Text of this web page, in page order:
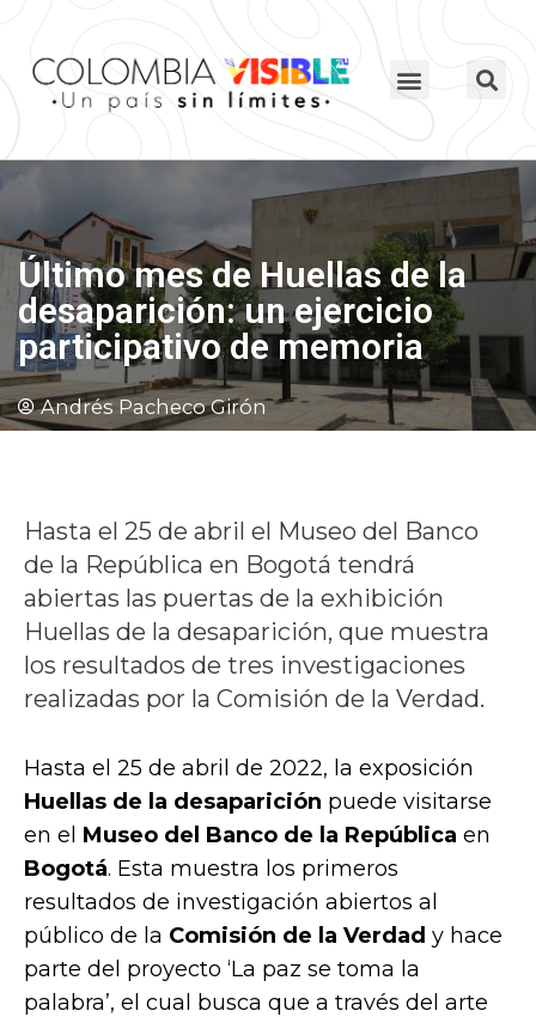
Último mes de Huellas de la
desaparición: un ejercicio
participativo de memoria
Andrés Pacheco Girón
Hasta el 25 de abril el Museo del Banco
de la República en Bogotá tendrá
abiertas las puertas de la exhibición
Huellas de la desaparición, que muestra
los resultados de tres investigaciones
realizadas por la Comisión de la Verdad.
Hasta el 25 de abril de 2022, la exposición
Huellas de la desaparición puede visitarse
en el Museo del Banco de la República en
Bogotá. Esta muestra los primeros
resultados de investigación abiertos al
público de la Comisión de la Verdad y hace
parte del proyecto ‘La paz se toma la
palabra’, el cual busca que a través del arte